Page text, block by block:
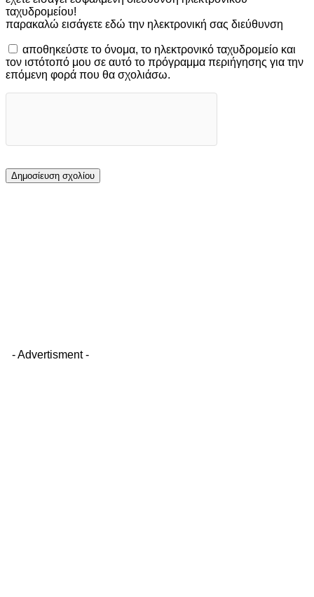
ταχυδρομείου!
παρακαλώ εισάγετε εδώ την ηλεκτρονική σας διεύθυνση
αποθηκεύστε το όνομα, το ηλεκτρονικό ταχυδρομείο και
τον ιστότοπό μου σε αυτό το πρόγραμμα περιήγησης για την
επόμενη φορά που θα σχολιάσω.
- Advertisment -